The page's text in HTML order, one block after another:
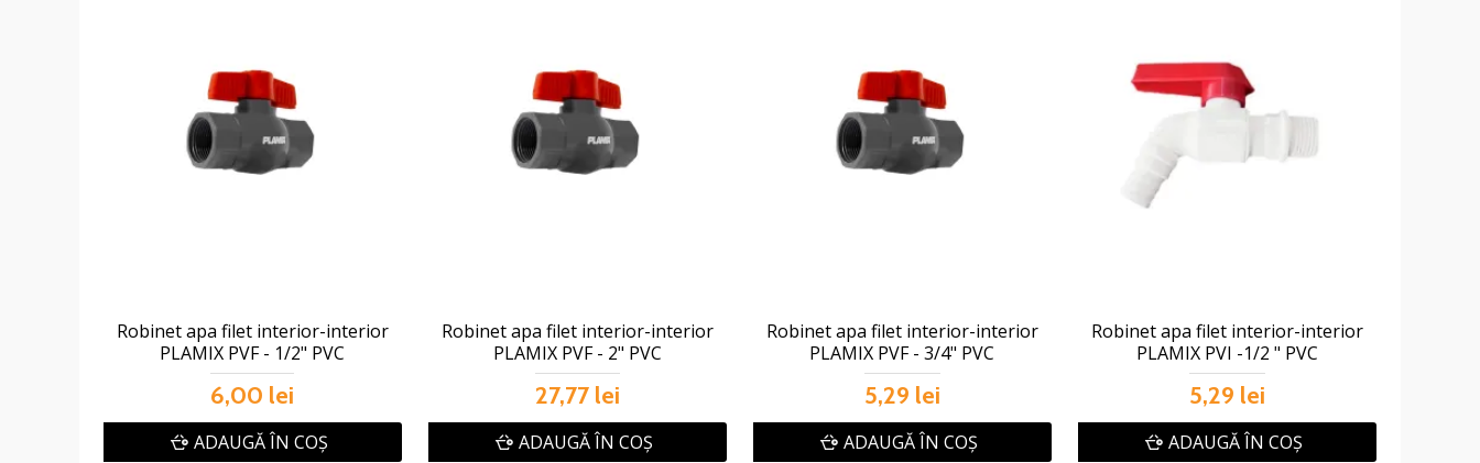
Robinet apa filet interior-interior
PLAMIX PVF - 1/2" PVC
6,00 lei
ADAUGĂ ÎN COŞ
Robinet apa filet interior-interior
PLAMIX PVF - 2" PVC
27,77 lei
ADAUGĂ ÎN COŞ
Robinet apa filet interior-interior
PLAMIX PVF - 3/4" PVC
5,29 lei
ADAUGĂ ÎN COŞ
Robinet apa filet interior-interior
PLAMIX PVI -1/2 " PVC
5,29 lei
ADAUGĂ ÎN COŞ